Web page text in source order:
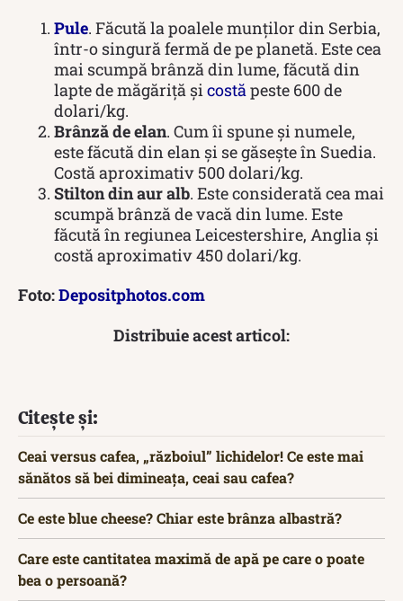
Pule. Făcută la poalele munților din Serbia,
într-o singură fermă de pe planetă. Este cea
mai scumpă brânză din lume, făcută din
lapte de măgăriță șicostăpeste 600 de
dolari/kg.
Brânză de elan. Cum îi spune și numele,
este făcută din elan și se găsește în Suedia.
Costă aproximativ 500 dolari/kg.
Stilton din aur alb. Este considerată cea mai
scumpă brânză de vacă din lume. Este
făcută în regiunea Leicestershire, Anglia și
costă aproximativ 450 dolari/kg.
Foto:Depositphotos.com
Distribuie acest articol:
Citește și:
Ceai versus cafea, „războiul” lichidelor! Ce este mai
sănătos să bei dimineața, ceai sau cafea?
Ce este blue cheese? Chiar este brânza albastră?
Care este cantitatea maximă de apă pe care o poate
bea o persoană?